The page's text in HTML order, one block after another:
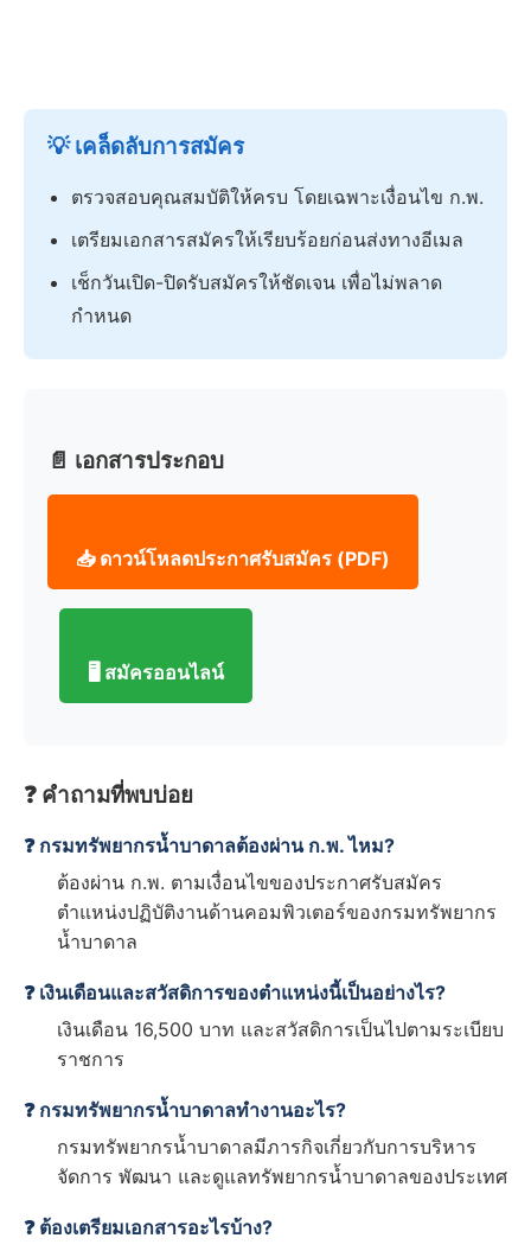
💡 เคล็ดลับการสมัคร
ตรวจสอบคุณสมบัติให้ครบ โดยเฉพาะเงื่อนไข ก.พ.
เตรียมเอกสารสมัครให้เรียบร้อยก่อนส่งทางอีเมล
เช็กวันเปิด-ปิดรับสมัครให้ชัดเจน เพื่อไม่พลาด
กำหนด
📄 เอกสารประกอบ
📥 ดาวน์โหลดประกาศรับสมัคร (PDF)
🖥️ สมัครออนไลน์
❓ คำถามที่พบบ่อย
❓ กรมทรัพยากรน้ำบาดาลต้องผ่าน ก.พ. ไหม?
ต้องผ่าน ก.พ. ตามเงื่อนไขของประกาศรับสมัคร
ตำแหน่งปฏิบัติงานด้านคอมพิวเตอร์ของกรมทรัพยากร
น้ำบาดาล
❓ เงินเดือนและสวัสดิการของตำแหน่งนี้เป็นอย่างไร?
เงินเดือน 16,500 บาท และสวัสดิการเป็นไปตามระเบียบ
ราชการ
❓ กรมทรัพยากรน้ำบาดาลทำงานอะไร?
กรมทรัพยากรน้ำบาดาลมีภารกิจเกี่ยวกับการบริหาร
จัดการ พัฒนา และดูแลทรัพยากรน้ำบาดาลของประเทศ
❓ ต้องเตรียมเอกสารอะไรบ้าง?